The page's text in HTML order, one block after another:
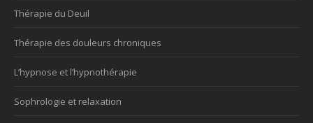
Thérapie du Deuil
Thérapie des douleurs chroniques
L’hypnose et l’hypnothérapie
Sophrologie et relaxation